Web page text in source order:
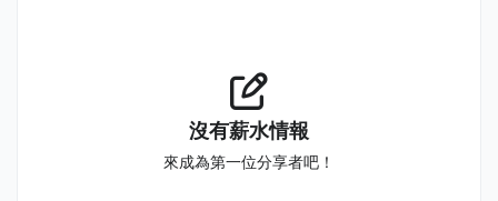
沒有薪水情報
來成為第一位分享者吧！